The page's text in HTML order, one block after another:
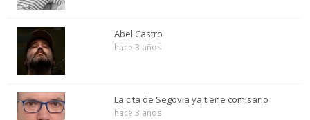
Abel Castro
hace 3 años
La cita de Segovia ya tiene comisario
hace 3 años